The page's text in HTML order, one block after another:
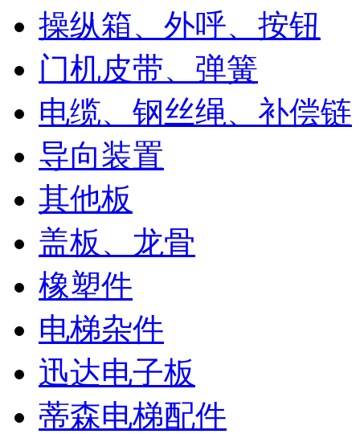
操纵箱、外呼、按钮
门机皮带、弹簧
电缆、钢丝绳、补偿链
导向装置
其他板
盖板、龙骨
橡塑件
电梯杂件
迅达电子板
蒂森电梯配件